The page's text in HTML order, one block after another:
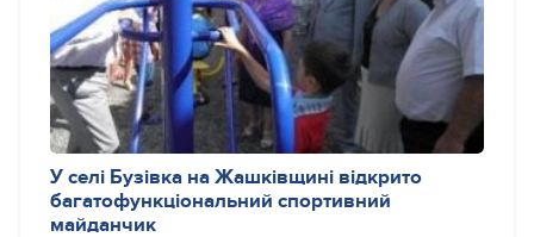
У селі Бузівка на Жашківщині відкрито
багатофункціональний спортивний
майданчик